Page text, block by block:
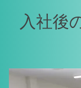
入社後